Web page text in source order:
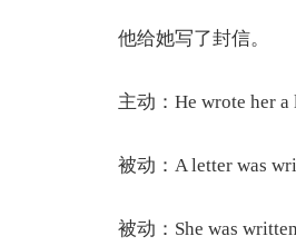
他给她写了封信。
主动：He wrote her a
被动：A letter was
被动：She was written